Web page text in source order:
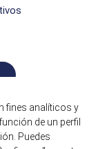
fines analíticos y
de un perfil
Puedes